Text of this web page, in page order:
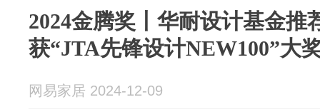
2024金腾奖丨华耐设计基金推
获“JTA先锋设计NEW100”大
网易家居 2024-12-09